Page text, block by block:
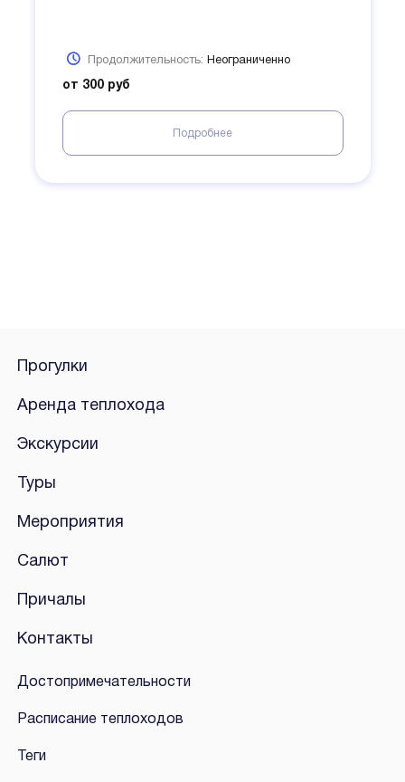
Продолжительность: Неограниченно
от 300 руб
Подробнее
Прогулки
Аренда теплохода
Экскурсии
Туры
Мероприятия
Салют
Причалы
Контакты
Достопримечательности
Расписание теплоходов
Теги